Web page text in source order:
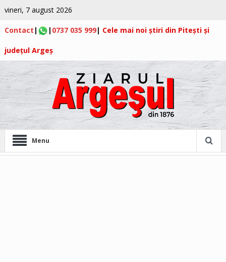
vineri, 7 august 2026
Contact | | 0737 035 999| Cele mai noi știri din Pitești și
județul Argeș
Menu